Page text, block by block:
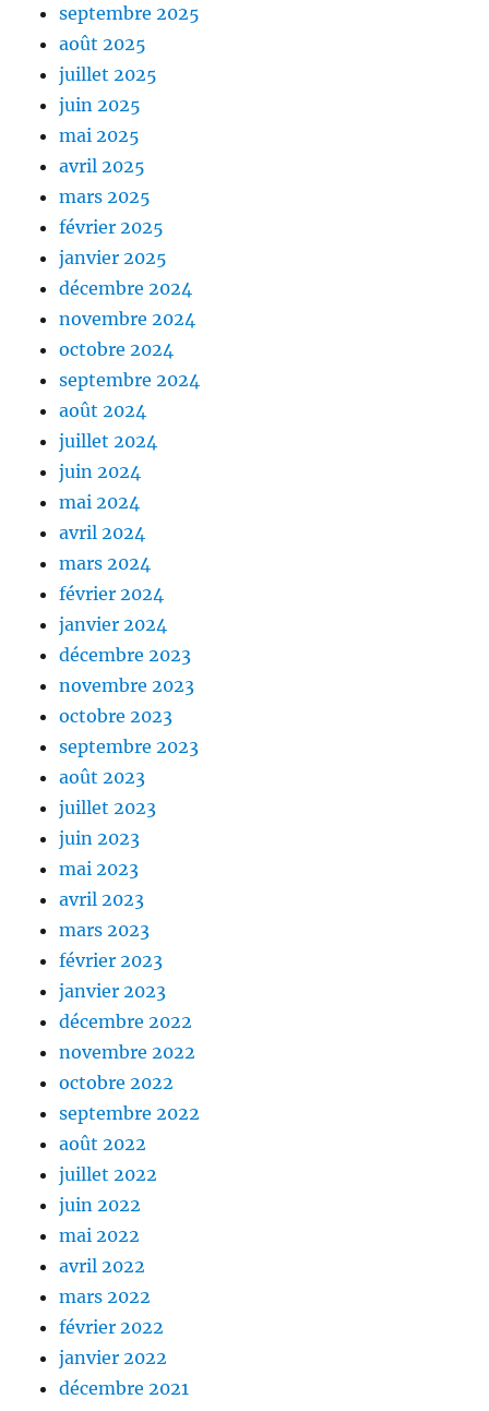
septembre 2025
août 2025
juillet 2025
juin 2025
mai 2025
avril 2025
mars 2025
février 2025
janvier 2025
décembre 2024
novembre 2024
octobre 2024
septembre 2024
août 2024
juillet 2024
juin 2024
mai 2024
avril 2024
mars 2024
février 2024
janvier 2024
décembre 2023
novembre 2023
octobre 2023
septembre 2023
août 2023
juillet 2023
juin 2023
mai 2023
avril 2023
mars 2023
février 2023
janvier 2023
décembre 2022
novembre 2022
octobre 2022
septembre 2022
août 2022
juillet 2022
juin 2022
mai 2022
avril 2022
mars 2022
février 2022
janvier 2022
décembre 2021